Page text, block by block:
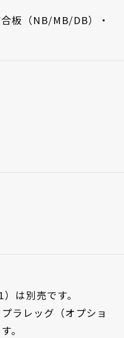
板（NB/MB/DB）・
は別売です。
ラレッグ（オプショ
。